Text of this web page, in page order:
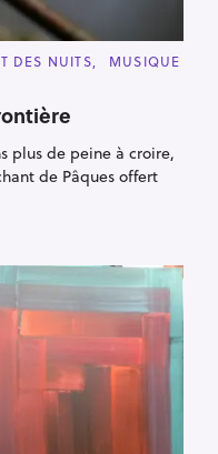
DES NUITS
MUSIQUE
plus de peine à croire,
de Pâques offert